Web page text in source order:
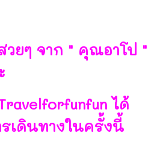
ยๆ จาก " คุณอาโป "
ได้
เดินทางในครั้งนี้